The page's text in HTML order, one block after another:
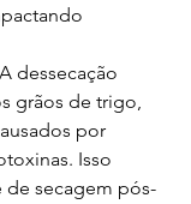
dessecação
grãos de trigo,
por
Isso
secagem pós-